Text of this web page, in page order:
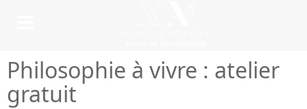
Philosophie à vivre : atelier
gratuit